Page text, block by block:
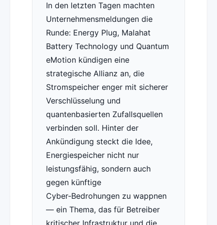
In den letzten Tagen machten
Unternehmensmeldungen die
Runde: Energy Plug, Malahat
Battery Technology und Quantum
eMotion kündigen eine
strategische Allianz an, die
Stromspeicher enger mit sicherer
Verschlüsselung und
quantenbasierten Zufallsquellen
verbinden soll. Hinter der
Ankündigung steckt die Idee,
Energiespeicher nicht nur
leistungsfähig, sondern auch
gegen künftige
Cyber‑Bedrohungen zu wappnen
— ein Thema, das für Betreiber